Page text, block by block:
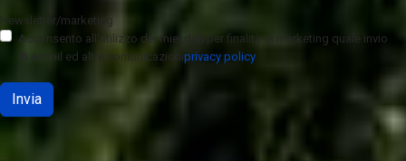
Newsletter/marketing
Acconsento all'utilizzo dei miei dati per finalità di marketing quale invio
di e-mail ed altre comunicazioniprivacy policy
Invia